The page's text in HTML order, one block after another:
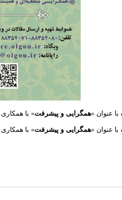
عنوان «همگرایی و پیشرفت» با
عنوان «همگرایی و پیشرفت» با